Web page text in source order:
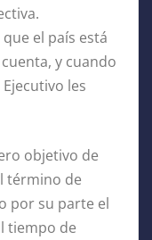
el país está
y cuando
les
objetivo de
término de
por su parte el
tiempo de